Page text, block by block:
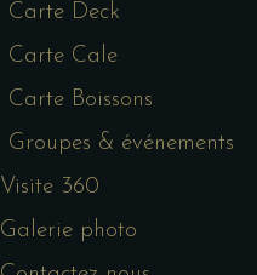
Carte Deck
Carte Cale
Carte Boissons
Groupes & événements
Visite 360
Galerie photo